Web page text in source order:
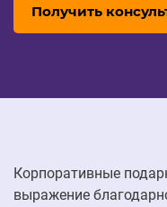
Получить
Корпоративные
выражение